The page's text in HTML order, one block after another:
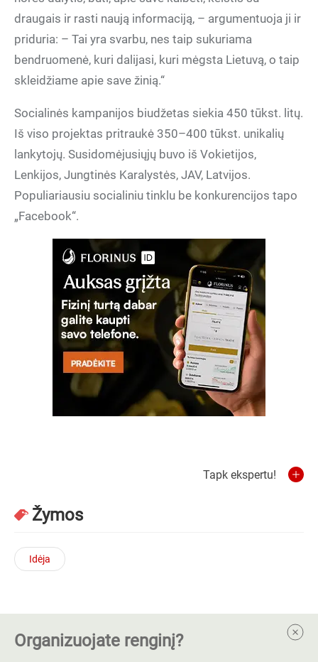
draugais ir rasti naują informaciją, – argumentuoja ji ir
priduria: – Tai yra svarbu, nes taip sukuriama
bendruomenė, kuri dalijasi, kuri mėgsta Lietuvą, o taip
skleidžiame apie save žinią.“
Socialinės kampanijos biudžetas siekia 450 tūkst. litų.
Iš viso projektas pritraukė 350–400 tūkst. unikalių
lankytojų. Susidomėjusiųjų buvo iš Vokietijos,
Lenkijos, Jungtinės Karalystės, JAV, Latvijos.
Populiariausiu socialiniu tinklu be konkurencijos tapo
„Facebook“.
Tapk ekspertu!
Žymos
Idėja
Organizuojate renginį?